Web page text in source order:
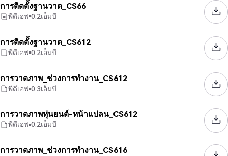
การติดตั้งฐานวาด_CS66
พีดีเอฟ 0.2เอ็มบี
การติดตั้งฐานวาด_CS612
พีดีเอฟ 0.2เอ็มบี
การวาดภาพ_ช่วงการทำงาน_CS612
พีดีเอฟ 0.3เอ็มบี
การวาดภาพหุ่นยนต์-หน้าแปลน_CS612
พีดีเอฟ 0.2เอ็มบี
การวาดภาพ_ช่วงการทำงาน_CS616